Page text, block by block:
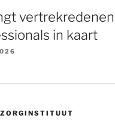
vertrekredenen
in kaart